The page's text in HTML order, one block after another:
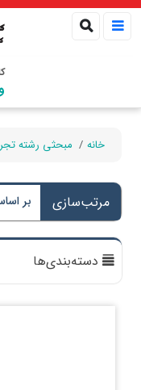
خانه مبحثی رشته
مرتب‌سازی بر
دسته‌بندی‌ها